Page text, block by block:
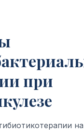
при
на